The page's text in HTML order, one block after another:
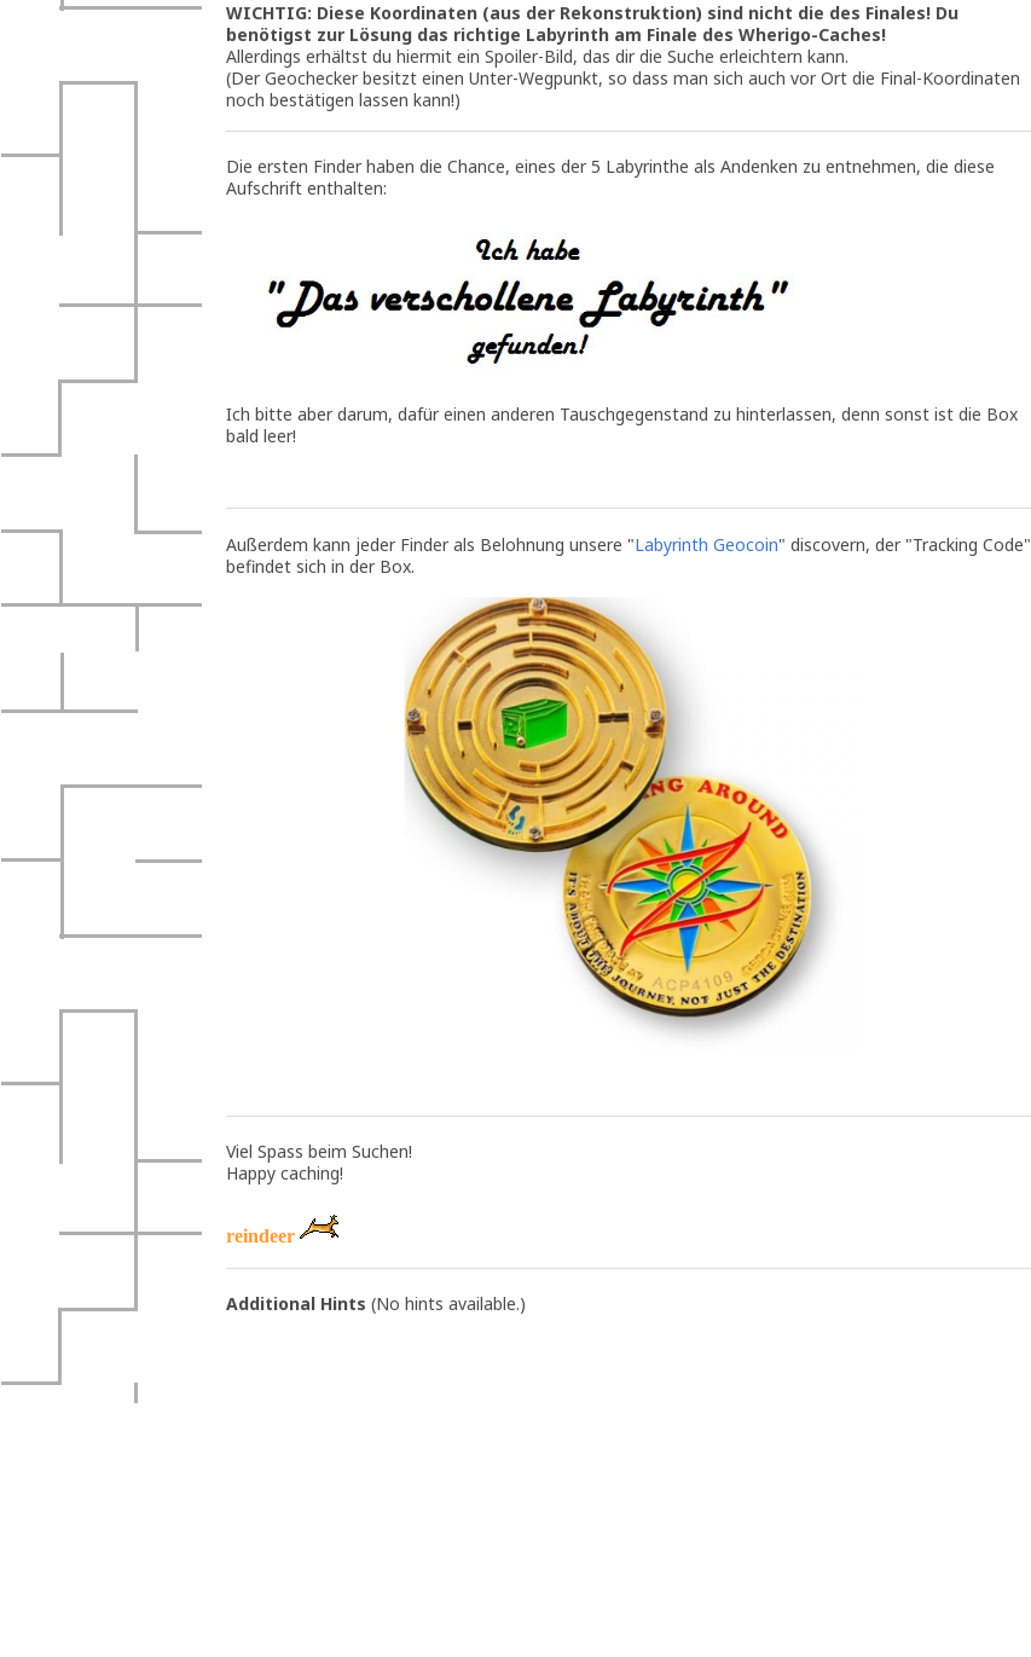
WICHTIG: Diese Koordinaten (aus der Rekonstruktion) sind nicht die des Finales! Du
benötigst zur Lösung das richtige Labyrinth am Finale des Wherigo-Caches!
Allerdings erhältst du hiermit ein Spoiler-Bild, das dir die Suche erleichtern kann.
(Der Geochecker besitzt einen Unter-Wegpunkt, so dass man sich auch vor Ort die Final-Koordinaten
noch bestätigen lassen kann!)
Die ersten Finder haben die Chance, eines der 5 Labyrinthe als Andenken zu entnehmen, die diese
Aufschrift enthalten:
Ich bitte aber darum, dafür einen anderen Tauschgegenstand zu hinterlassen, denn sonst ist die Box
bald leer!
Außerdem kann jeder Finder als Belohnung unsere "Labyrinth Geocoin" discovern, der "Tracking Code"
befindet sich in der Box.
Viel Spass beim Suchen!
Happy caching!
reindeer
Additional Hints (No hints available.)